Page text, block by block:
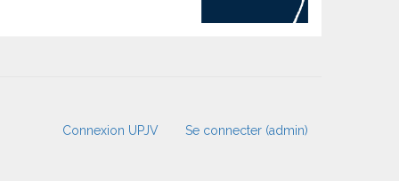
Connexion UPJV Se connecter (admin)